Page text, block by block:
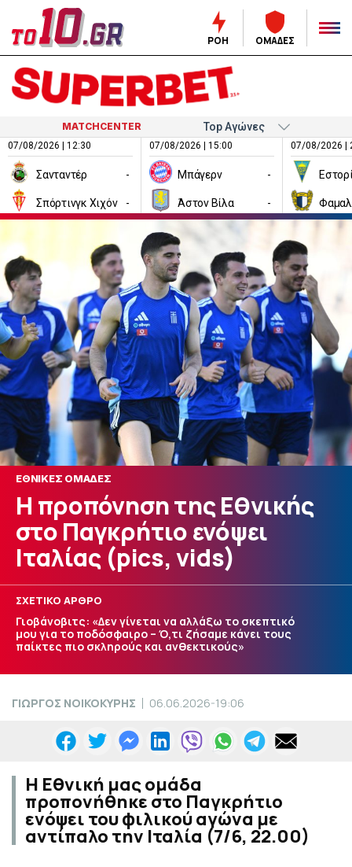
ΡΟΗ ΟΜΑΔΕΣ
MATCHCENTER
07/08/2026 | 12:30
Σανταντέρ -
Σπόρτινγκ Χιχόν -
07/08/2026 | 15:00
Μπάγερν -
Άστον Βίλα -
07/08/2026 |
ΕΘΝΙΚΕΣ ΟΜΑΔΕΣ
Η προπόνηση της Εθνικής
στο Παγκρήτιο ενόψει
Ιταλίας (pics, vids)
ΣΧΕΤΙΚΟ ΑΡΘΡΟ
Γιοβάνοβιτς: «Δεν γίνεται να αλλάξω το σκεπτικό
μου για το ποδόσφαιρο – Ό,τι ζήσαμε κάνει τους
παίκτες πιο σκληρούς και ανθεκτικούς»
ΓΙΩΡΓΟΣ ΝΟΙΚΟΚΥΡΗΣ 06.06.2026-19:06
Η Εθνική μας ομάδα
προπονήθηκε στο Παγκρήτιο
ενόψει του φιλικού αγώνα με
αντίπαλο την Ιταλία (7/6, 22.00)